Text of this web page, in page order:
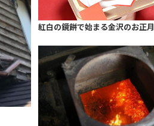
紅白の鏡餅で始まる金沢のお正月